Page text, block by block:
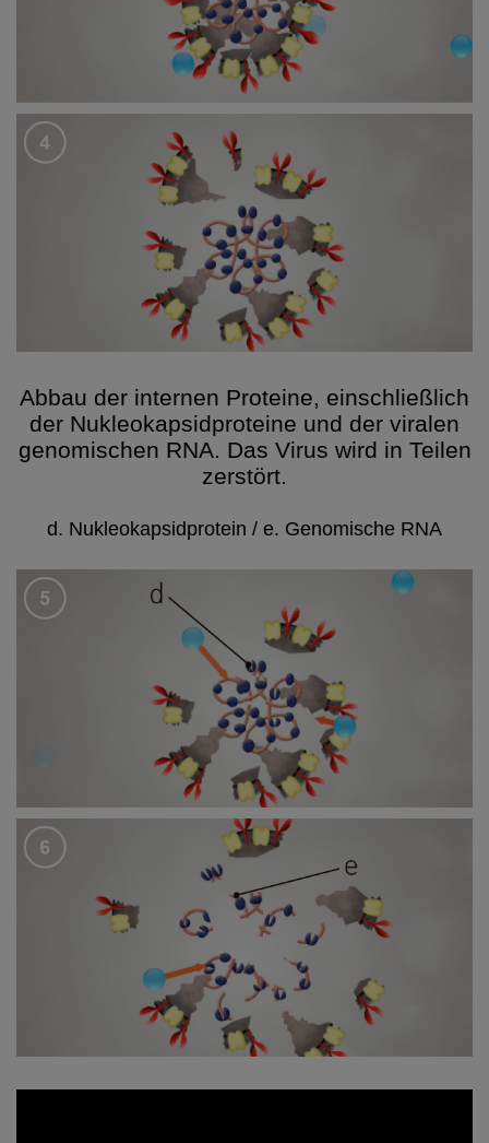
Abbau der internen Proteine, einschließlich
der Nukleokapsidproteine und der viralen
genomischen RNA. Das Virus wird in Teilen
zerstört.
d. Nukleokapsidprotein / e. Genomische RNA